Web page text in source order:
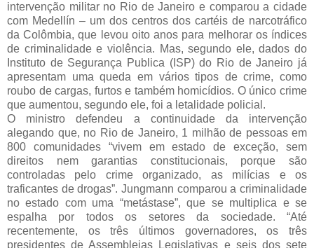
intervenção militar no Rio de Janeiro e comparou a cidade
com Medellín – um dos centros dos cartéis de narcotráfico
da Colômbia, que levou oito anos para melhorar os índices
de criminalidade e violência. Mas, segundo ele, dados do
Instituto de Segurança Publica (ISP) do Rio de Janeiro já
apresentam uma queda em vários tipos de crime, como
roubo de cargas, furtos e também homicídios. O único crime
que aumentou, segundo ele, foi a letalidade policial.
O ministro defendeu a continuidade da intervenção
alegando que, no Rio de Janeiro, 1 milhão de pessoas em
800 comunidades “vivem em estado de exceção, sem
direitos nem garantias constitucionais, porque são
controladas pelo crime organizado, as milícias e os
traficantes de drogas”. Jungmann comparou a criminalidade
no estado com uma “metástase”, que se multiplica e se
espalha por todos os setores da sociedade. “Até
recentemente, os três últimos governadores, os três
presidentes de Assembleias Legislativas e seis dos sete